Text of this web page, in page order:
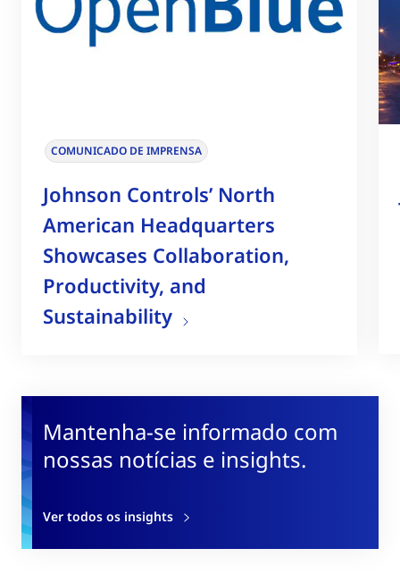
Mantenha-se informado com
nossas notícias e insights.
Ver todos os insights
COMUNICADO DE IMPRENSA
Johnson Controls’ North
American Headquarters
Showcases Collaboration,
Productivity, and
Sustainability